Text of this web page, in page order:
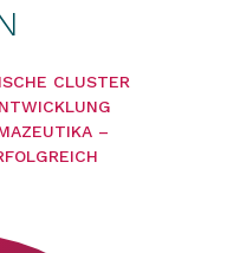
CLUSTER
–